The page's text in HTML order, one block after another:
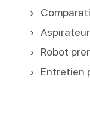
Robot
Entretien